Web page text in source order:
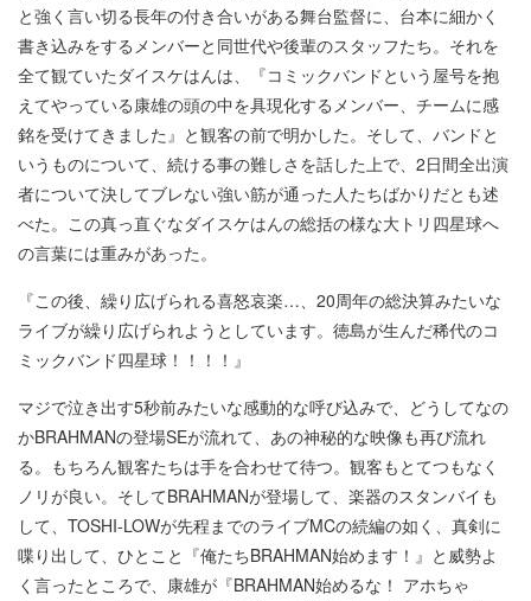
と強く言い切る長年の付き合いがある舞台監督に、台本に細かく
書き込みをするメンバーと同世代や後輩のスタッフたち。それを
全て観ていたダイスケはんは、『コミックバンドという屋号を抱
えてやっている康雄の頭の中を具現化するメンバー、チームに感
銘を受けてきました』と観客の前で明かした。そして、バンドと
いうものについて、続ける事の難しさを話した上で、2日間全出演
者について決してブレない強い筋が通った人たちばかりだとも述
べた。この真っ直ぐなダイスケはんの総括の様な大トリ四星球へ
の言葉には重みがあった。
『この後、繰り広げられる喜怒哀楽…、20周年の総決算みたいな
ライブが繰り広げられようとしています。徳島が生んだ稀代のコ
ミックバンド四星球！！！！』
マジで泣き出す5秒前みたいな感動的な呼び込みで、どうしてなの
かBRAHMANの登場SEが流れて、あの神秘的な映像も再び流れ
る。もちろん観客たちは手を合わせて待つ。観客もとてつもなく
ノリが良い。そしてBRAHMANが登場して、楽器のスタンバイも
して、TOSHI-LOWが先程までのライブMCの続編の如く、真剣に
喋り出して、ひとこと『俺たちBRAHMAN始めます！』と威勢よ
く言ったところで、康雄が『BRAHMAN始めるな！ アホちゃ